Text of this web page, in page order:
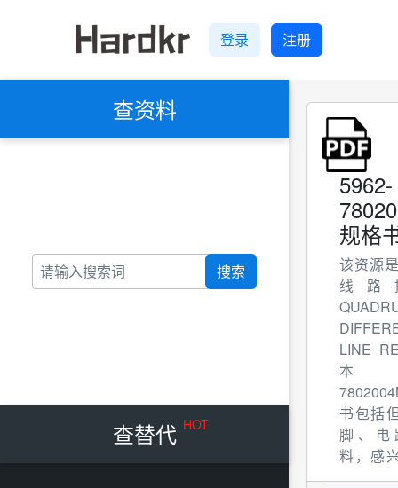
登录 注册
查资料
搜索
查替代 HOT
5962-
规格
该资源
线路
LINE
本
书包括
脚、电
料，感
下来看